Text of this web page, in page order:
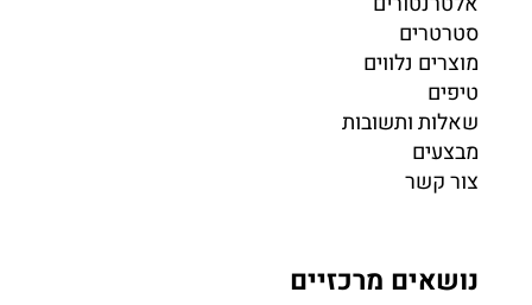
סטרטרים
מוצרים נלווים
טיפים
שאלות ותשובות
מבצעים
צור קשר
נושאים מרכזיים